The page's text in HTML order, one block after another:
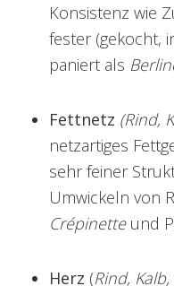
Konsistenz wie
fester (gekocht,
paniert als
Fettnetz (Rind,
netzartiges
sehr feiner
Umwickeln von
Crépinetteund
Herz (Rind,